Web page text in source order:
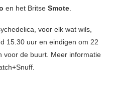
en het Britse Smote
voor elk wat wils,
15.30 uur en eindigen om 22
voor de buurt. Meer informatie